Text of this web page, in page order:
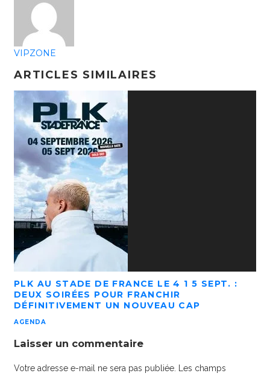
VIPZONE
ARTICLES SIMILAIRES
PLK AU STADE DE FRANCE LE 4 1 5 SEPT. :
DEUX SOIRÉES POUR FRANCHIR
DÉFINITIVEMENT UN NOUVEAU CAP
AGENDA
Laisser un commentaire
Votre adresse e-mail ne sera pas publiée.
Les champs